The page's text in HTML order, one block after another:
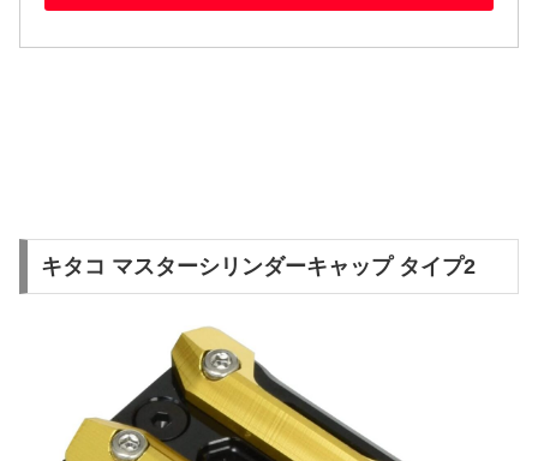
キタコ マスターシリンダーキャップ タイプ2